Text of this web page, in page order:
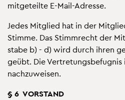
mit­ge­teil­te E-Mail-Adres­se.
Jedes Mit­glied hat in der
Stim­me. Das Stimm­recht der
sta­be b) - d) wird durch ihren
ge­übt. Die Ver­tre­tungs­be­fug­nis
nach­zu­wei­sen.
§ 6 VOR­STAND